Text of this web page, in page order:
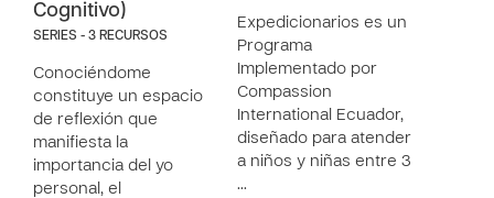
Cognitivo)
SERIES - 3 RECURSOS
Conociéndome
constituye un espacio
de reflexión que
manifiesta la
importancia del yo
personal, el
Expedicionarios es un
Programa
Implementado por
Compassion
International Ecuador,
diseñado para atender
a niños y niñas entre 3
…